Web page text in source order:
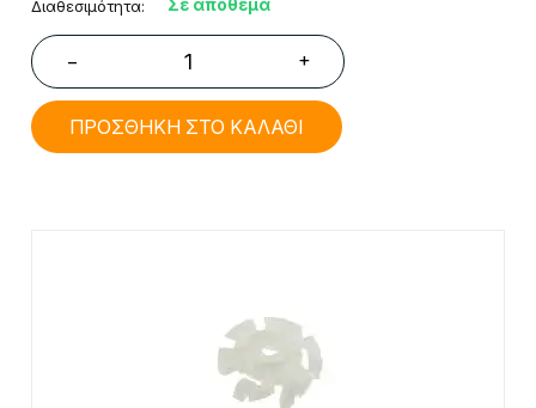
Διαθεσιμότητα: Σε απόθεμα
− +
ΠΡΟΣΘΗΚΗ ΣΤΟ ΚΑΛΑΘΙ